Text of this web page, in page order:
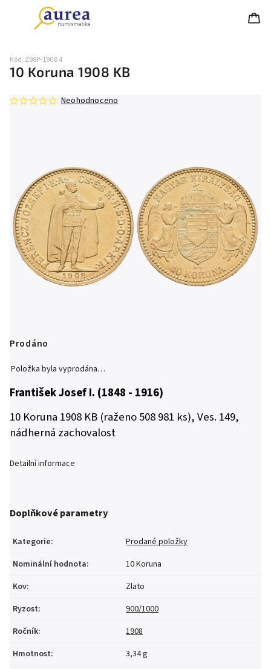
10 Koruna 1908 KB
Kód: Z98P-1908.4
Neohodnoceno
Prodáno
Položka byla vyprodána…
František Josef I. (1848 - 1916)
10 Koruna 1908 KB (raženo 508 981 ks), Ves. 149,
nádherná zachovalost
Detailní informace
Doplňkové parametry
Kategorie:
Prodané položky
Nominální hodnota:
10 Koruna
Kov:
Zlato
Ryzost:
900/1000
Ročník:
1908
Hmotnost:
3,34 g